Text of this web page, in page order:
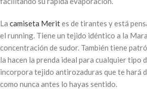
La camiseta Merites de tirantes y está
el running. Tiene un tejido idéntico a la
concentración de sudor. También tiene
la hacen la prenda ideal para cualquier tipo
incorpora tejido antirozaduras que te hará
como nunca antes lo hayas sentido.